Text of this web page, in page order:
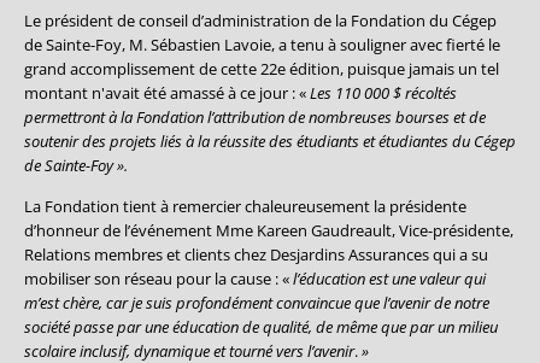
Le président de conseil d’administration de la Fondation du Cégep
de Sainte-Foy, M. Sébastien Lavoie, a tenu à souligner avec fierté le
grand accomplissement de cette 22e édition, puisque jamais un tel
montant n'avait été amassé à ce jour : «Les 110 000 $ récoltés
permettront à la Fondation l’attribution de nombreuses bourses et de
soutenir des projets liés à la réussite des étudiants et étudiantes du Cégep
de Sainte-Foy ».
La Fondation tient à remercier chaleureusement la présidente
d’honneur de l’événement Mme Kareen Gaudreault, Vice-présidente,
Relations membres et clients chez Desjardins Assurances qui a su
mobiliser son réseau pour la cause : «l’éducation est une valeur qui
m’est chère, car je suis profondément convaincue que l’avenir de notre
société passe par une éducation de qualité, de même que par un milieu
scolaire inclusif, dynamique et tourné vers l’avenir.»